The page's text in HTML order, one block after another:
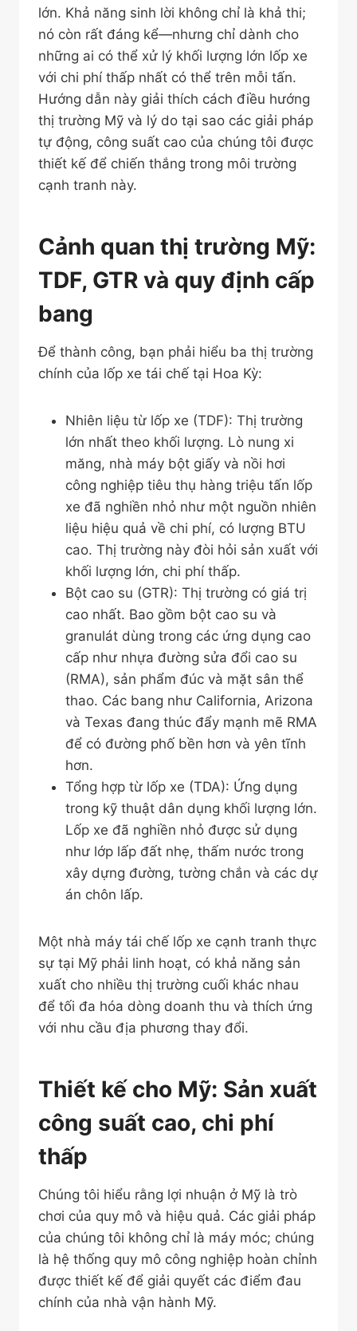
lớn. Khả năng sinh lời không chỉ là khả thi;
nó còn rất đáng kể—nhưng chỉ dành cho
những ai có thể xử lý khối lượng lớn lốp xe
với chi phí thấp nhất có thể trên mỗi tấn.
Hướng dẫn này giải thích cách điều hướng
thị trường Mỹ và lý do tại sao các giải pháp
tự động, công suất cao của chúng tôi được
thiết kế để chiến thắng trong môi trường
cạnh tranh này.
Cảnh quan thị trường Mỹ:
TDF, GTR và quy định cấp
bang
Để thành công, bạn phải hiểu ba thị trường
chính của lốp xe tái chế tại Hoa Kỳ:
Nhiên liệu từ lốp xe (TDF): Thị trường
lớn nhất theo khối lượng. Lò nung xi
măng, nhà máy bột giấy và nồi hơi
công nghiệp tiêu thụ hàng triệu tấn lốp
xe đã nghiền nhỏ như một nguồn nhiên
liệu hiệu quả về chi phí, có lượng BTU
cao. Thị trường này đòi hỏi sản xuất với
khối lượng lớn, chi phí thấp.
Bột cao su (GTR): Thị trường có giá trị
cao nhất. Bao gồm bột cao su và
granulát dùng trong các ứng dụng cao
cấp như nhựa đường sửa đổi cao su
(RMA), sản phẩm đúc và mặt sân thể
thao. Các bang như California, Arizona
và Texas đang thúc đẩy mạnh mẽ RMA
để có đường phố bền hơn và yên tĩnh
hơn.
Tổng hợp từ lốp xe (TDA): Ứng dụng
trong kỹ thuật dân dụng khối lượng lớn.
Lốp xe đã nghiền nhỏ được sử dụng
như lớp lấp đất nhẹ, thấm nước trong
xây dựng đường, tường chắn và các dự
án chôn lấp.
Một nhà máy tái chế lốp xe cạnh tranh thực
sự tại Mỹ phải linh hoạt, có khả năng sản
xuất cho nhiều thị trường cuối khác nhau
để tối đa hóa dòng doanh thu và thích ứng
với nhu cầu địa phương thay đổi.
Thiết kế cho Mỹ: Sản xuất
công suất cao, chi phí
thấp
Chúng tôi hiểu rằng lợi nhuận ở Mỹ là trò
chơi của quy mô và hiệu quả. Các giải pháp
của chúng tôi không chỉ là máy móc; chúng
là hệ thống quy mô công nghiệp hoàn chỉnh
được thiết kế để giải quyết các điểm đau
chính của nhà vận hành Mỹ.